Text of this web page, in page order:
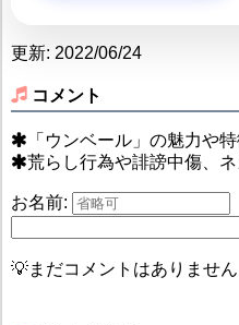
更新: 2022/06/24
コメント
「ウンベール」の魅力や
荒らし行為や誹謗中傷、
お名前:
💡まだコメントはありませ